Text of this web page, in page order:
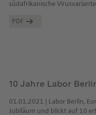
südafrikanische
PDF
10 Jahre Labor
01.01.2021 | Labor Berlin,
Jubiläum und blickt auf 10